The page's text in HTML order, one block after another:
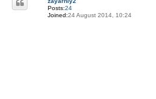
Posts:24
Joined:24 August 2014, 10:24